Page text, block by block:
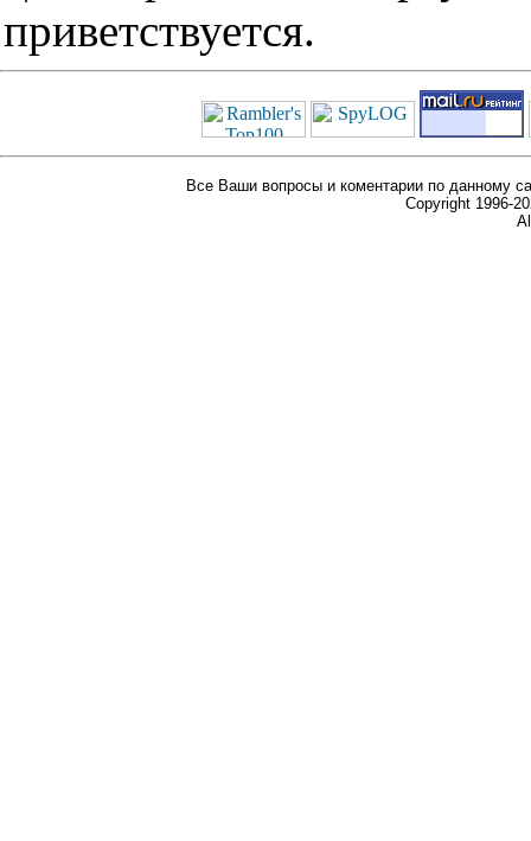
приветствуется.
Все Ваши вопросы и коментарии по данному
Copyright 1996-